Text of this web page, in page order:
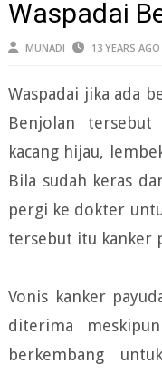
Waspadai
MUNADI 13 YEARS AGO
Waspadai jika ada
Benjolan
kacang hijau,
Bila sudah keras
pergi ke dokter
tersebut itu kanker
Vonis kanker
diterima
berkembang